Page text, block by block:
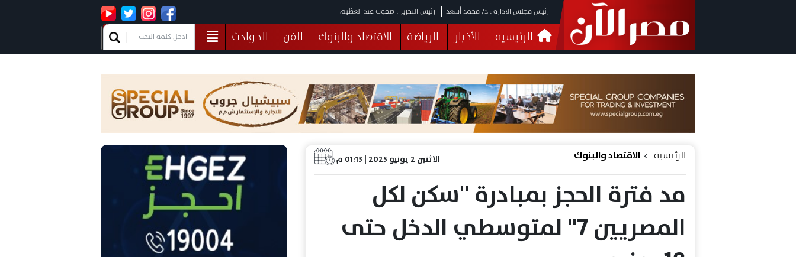
رئيس مجلس الادارة : د/ محمد أسعد رئيس التحرير : صفوت عبد العظيم
الرئيسيه الأخبار الرياضة الاقتصاد والبنوك الفن
الحوادث
فيديوهات
البرلمان صحة الثقافة خدمات منوعات
الاثنين 2 يونيو 2025 | 01:13 م الرئيسية الاقتصاد والبنوك
مد فترة الحجز بمبادرة "سكن لكل
المصريين 7" لمتوسطي الدخل حتى